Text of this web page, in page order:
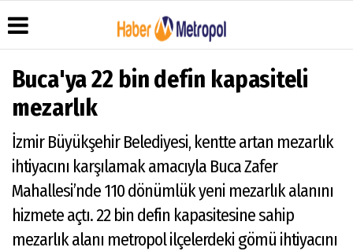
Haber
Arşivi
Gazete
Arşivi
Durumu
Anketler
Yazarları
Video
Foto
Galeri
İletişim
Çerez
Politikası
Gizlilik
İlkeleri
Buca'ya 22 bin defin kapasiteli
mezarlık
İzmir Büyükşehir Belediyesi, kentte artan mezarlık
ihtiyacını karşılamak amacıyla Buca Zafer
Mahallesi’nde 110 dönümlük yeni mezarlık alanını
hizmete açtı. 22 bin defin kapasitesine sahip
mezarlık alanı metropol ilçelerdeki gömü ihtiyacını